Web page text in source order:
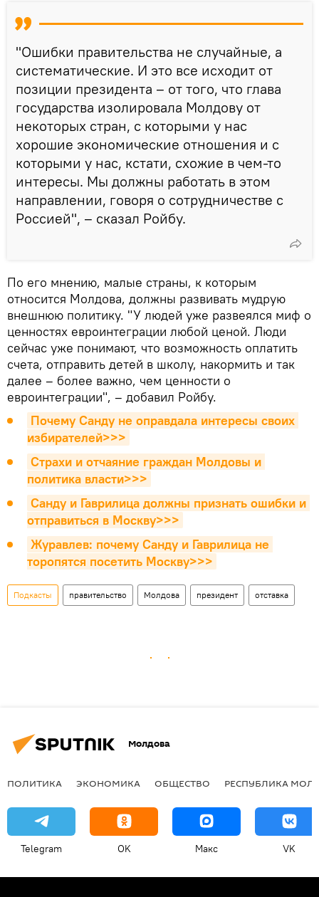
"Ошибки правительства не случайные, а
систематические. И это все исходит от
позиции президента – от того, что глава
государства изолировала Молдову от
некоторых стран, с которыми у нас
хорошие экономические отношения и с
которыми у нас, кстати, схожие в чем-то
интересы. Мы должны работать в этом
направлении, говоря о сотрудничестве с
Россией", – сказал Ройбу.
По его мнению, малые страны, к которым
относится Молдова, должны развивать мудрую
внешнюю политику. "У людей уже развеялся миф о
ценностях евроинтеграции любой ценой. Люди
сейчас уже понимают, что возможность оплатить
счета, отправить детей в школу, накормить и так
далее – более важно, чем ценности о
евроинтеграции", – добавил Ройбу.
Почему Санду не оправдала интересы своих
избирателей>>>
Страхи и отчаяние граждан Молдовы и
политика власти>>>
Санду и Гаврилица должны признать ошибки и
отправиться в Москву>>>
Журавлев: почему Санду и Гаврилица не
торопятся посетить Москву>>>
Подкасты правительство Молдова президент отставка
Молдова
ПОЛИТИКА ЭКОНОМИКА ОБЩЕСТВО РЕСПУБЛИКА
Telegram OK Макс VK